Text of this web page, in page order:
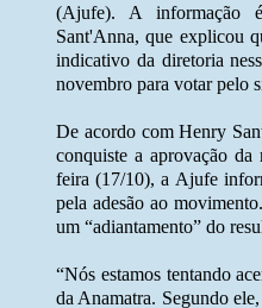
(Ajufe). A informação
Sant'Anna, que explicou
indicativo da diretoria
novembro para votar pelo
De acordo com Henry
conquiste a aprovação da
feira (17/10), a Ajufe
pela adesão ao
um “adiantamento” do
“Nós estamos tentando
da Anamatra. Segundo